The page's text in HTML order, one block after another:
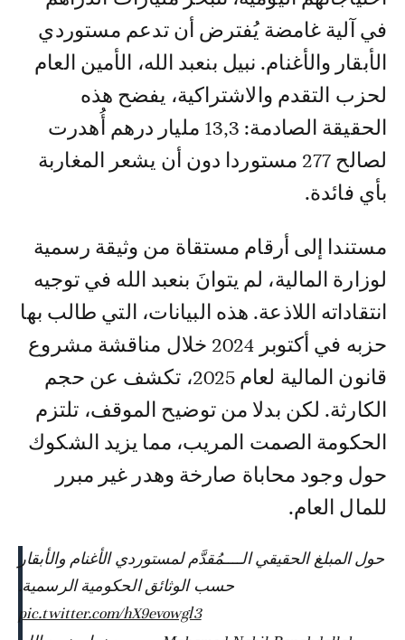
في آلية غامضة يُفترض أن تدعم مستوردي
الأبقار والأغنام. نبيل بنعبد الله، الأمين العام
لحزب التقدم والاشتراكية، يفضح هذه
الحقيقة الصادمة: 13,3 مليار درهم أُهدرت
لصالح 277 مستوردا دون أن يشعر المغاربة
بأي فائدة.
مستندا إلى أرقام مستقاة من وثيقة رسمية
لوزارة المالية، لم يتوانَ بنعبد الله في توجيه
انتقاداته اللاذعة. هذه البيانات، التي طالب بها
حزبه في أكتوبر 2024 خلال مناقشة مشروع
قانون المالية لعام 2025، تكشف عن حجم
الكارثة. لكن بدلا من توضيح الموقف، تلتزم
الحكومة الصمت المريب، مما يزيد الشكوك
حول وجود محاباة صارخة وهدر غير مبرر
للمال العام.
حول المبلغ الحقيقي الــــمُقدَّم لمستوردي الأغنام والأبقار
حسب الوثائق الحكومية الرسمية.
pic.twitter.com/hX9evowgl3